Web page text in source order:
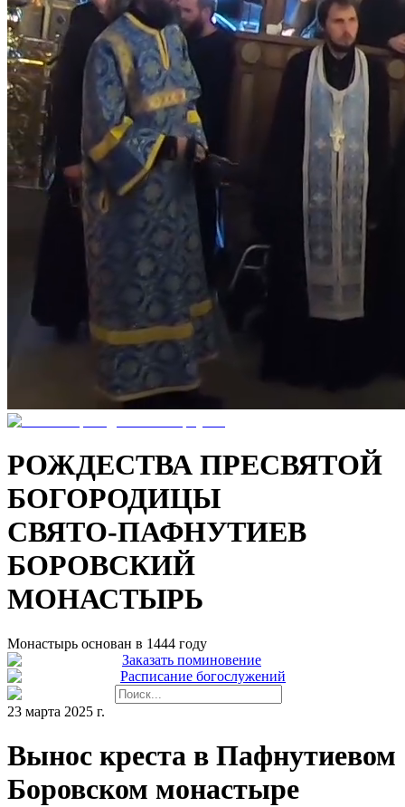
РОЖДЕСТВА ПРЕСВЯТОЙ
БОГОРОДИЦЫ
СВЯТО-ПАФНУТИЕВ
БОРОВСКИЙ
МОНАСТЫРЬ
Монастырь основан в 1444 году
Заказать поминовение
Расписание богослужений
23 марта 2025 г.
Вынос креста в Пафнутиевом
Боровском монастыре